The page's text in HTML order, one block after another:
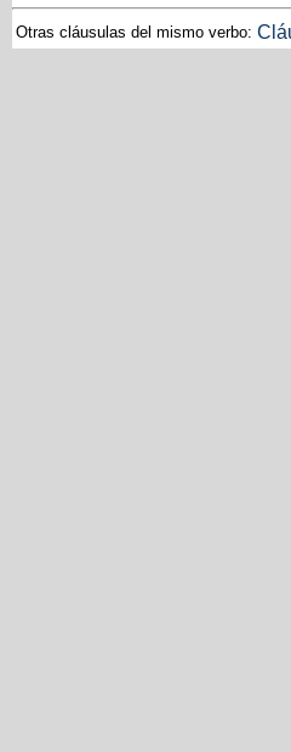
Otras cláusulas del mismo verbo: